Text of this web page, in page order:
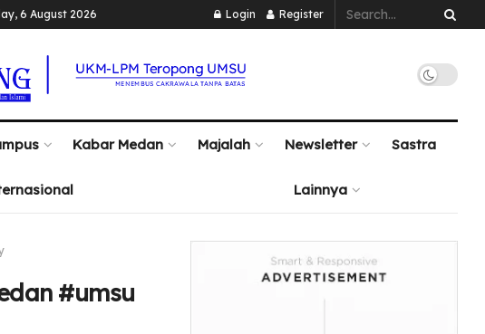
6 August 2026 Login Register
Kabar Medan Majalah Newsletter Sastra
Lainnya
#umsu